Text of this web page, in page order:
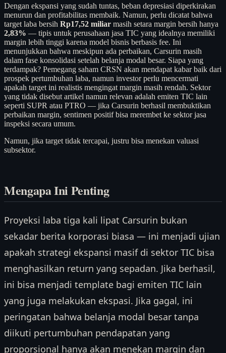
Dengan ekspansi yang sudah tuntas, beban depresiasi diperkirakan
menurun dan profitabilitas membaik. Namun, perlu dicatat bahwa
target laba bersih Rp17,52 miliar masih setara margin bersih hanya
2,83% — tipis untuk perusahaan jasa TIC yang idealnya memiliki
margin lebih tinggi karena model bisnis berbasis fee. Ini
menunjukkan bahwa meskipun ada perbaikan, Carsurin masih
dalam fase konsolidasi setelah belanja modal besar. Siapa yang
terdampak? Pemegang saham CRSN akan mendapat kabar baik dari
prospek pertumbuhan laba, namun investor perlu mencermati
apakah target ini realistis mengingat margin masih rendah. Sektor
yang tidak disebut artikel namun relevan adalah emiten TIC lain
seperti SUPR atau PTRO — jika Carsurin berhasil membuktikan
perbaikan margin, sentimen positif bisa merembet ke sektor jasa
inspeksi secara umum.
Namun, jika target tidak tercapai, justru bisa menekan valuasi
subsektor.
Mengapa Ini Penting
Proyeksi laba tiga kali lipat Carsurin bukan
sekadar berita korporasi biasa — ini menjadi ujian
apakah strategi ekspansi masif di sektor TIC bisa
menghasilkan return yang sepadan. Jika berhasil,
ini bisa menjadi template bagi emiten TIC lain
yang juga melakukan ekspasi. Jika gagal, ini
peringatan bahwa belanja modal besar tanpa
diikuti pertumbuhan pendapatan yang
proporsional hanya akan menekan margin dan